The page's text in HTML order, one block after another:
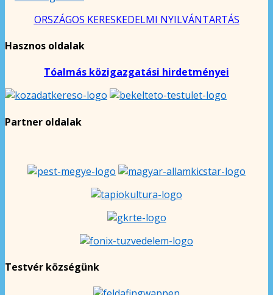
ORSZÁGOS KERESKEDELMI NYILVÁNTARTÁS
Hasznos oldalak
Tóalmás közigazgatási hirdetményei
Partner oldalak
Testvér községünk